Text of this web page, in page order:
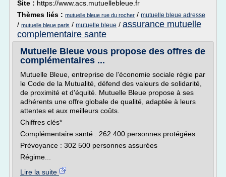
Site : https://www.acs.mutuellebleue.fr
Thèmes liés : mutuelle bleue rue du rocher / mutuelle bleue adresse
/ mutuelle bleue paris / mutuelle bleue / assurance mutuelle
complementaire sante
Mutuelle Bleue vous propose des offres de
complémentaires ...
Mutuelle Bleue, entreprise de l'économie sociale régie par
le Code de la Mutualité, défend des valeurs de solidarité,
de proximité et d'équité. Mutuelle Bleue propose à ses
adhérents une offre globale de qualité, adaptée à leurs
attentes et aux meilleurs coûts.
Chiffres clés*
Complémentaire santé : 262 400 personnes protégées
Prévoyance : 302 500 personnes assurées
Régime...
Lire la suite